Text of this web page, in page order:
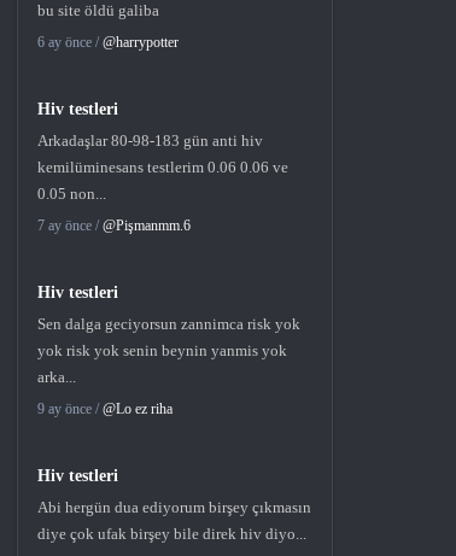
bu site öldü galiba
6 ay önce / @harrypotter
Hiv testleri
Arkadaşlar 80-98-183 gün anti hiv
kemilüminesans testlerim 0.06 0.06 ve
0.05 non...
7 ay önce / @Pişmanmm.6
Hiv testleri
Sen dalga geciyorsun zannimca risk yok
yok risk yok senin beynin yanmis yok
arka...
9 ay önce / @Lo ez riha
Hiv testleri
Abi hergün dua ediyorum birşey çıkmasın
diye çok ufak birşey bile direk hiv diyo...